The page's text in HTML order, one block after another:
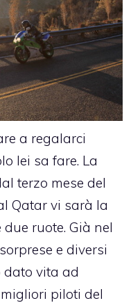
a regalarci
lei sa fare. La
terzo mese del
Qatar vi sarà la
ruote. Già nel
e diversi
dato vita ad
piloti del